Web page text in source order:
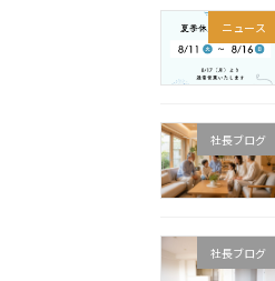
ニュース
社長ブログ
社長ブログ